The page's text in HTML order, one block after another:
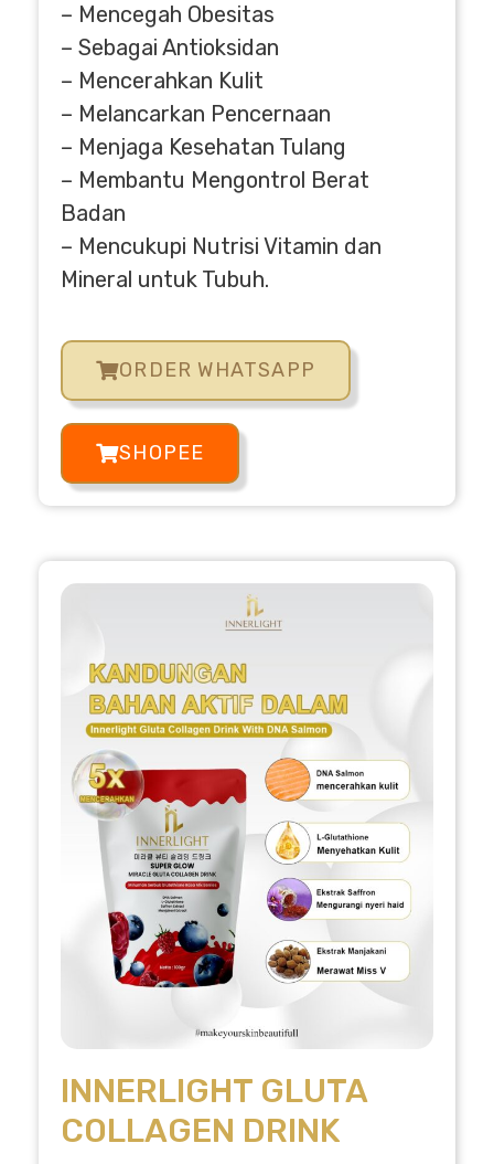
– Mencegah Obesitas
– Sebagai Antioksidan
– Mencerahkan Kulit
– Melancarkan Pencernaan
– Menjaga Kesehatan Tulang
– Membantu Mengontrol Berat
Badan
– Mencukupi Nutrisi Vitamin dan
Mineral untuk Tubuh.
ORDER WHATSAPP
SHOPEE
INNERLIGHT GLUTA
COLLAGEN DRINK